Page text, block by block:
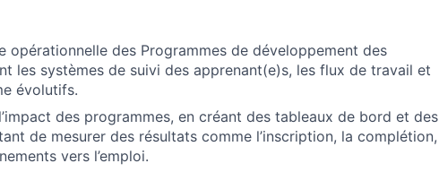
opérationnelle des Programmes de développement des
les systèmes de suivi des apprenant(e)s, les flux de travail et
évolutifs.
des programmes, en créant des tableaux de bord et des
de mesurer des résultats comme l’inscription, la complétion,
vers l’emploi.